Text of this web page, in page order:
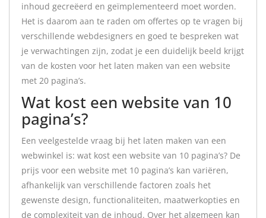
inhoud gecreëerd en geïmplementeerd moet worden.
Het is daarom aan te raden om offertes op te vragen bij
verschillende webdesigners en goed te bespreken wat
je verwachtingen zijn, zodat je een duidelijk beeld krijgt
van de kosten voor het laten maken van een website
met 20 pagina’s.
Wat kost een website van 10
pagina’s?
Een veelgestelde vraag bij het laten maken van een
webwinkel is: wat kost een website van 10 pagina’s? De
prijs voor een website met 10 pagina’s kan variëren,
afhankelijk van verschillende factoren zoals het
gewenste design, functionaliteiten, maatwerkopties en
de complexiteit van de inhoud. Over het algemeen kan